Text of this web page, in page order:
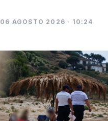
06 AGOSTO 2026 · 10:24